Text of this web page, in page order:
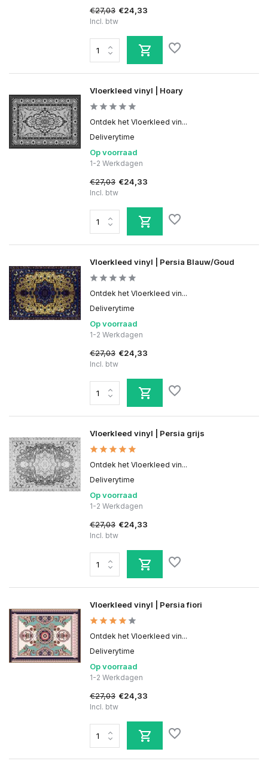
€27,03 €24,33
Incl. btw
Vloerkleed vinyl | Hoary
Ontdek het Vloerkleed vin...
Deliverytime
Op voorraad
1-2 Werkdagen
€27,03 €24,33
Incl. btw
Vloerkleed vinyl | Persia Blauw/Goud
Ontdek het Vloerkleed vin...
Deliverytime
Op voorraad
1-2 Werkdagen
€27,03 €24,33
Incl. btw
Vloerkleed vinyl | Persia grijs
Ontdek het Vloerkleed vin...
Deliverytime
Op voorraad
1-2 Werkdagen
€27,03 €24,33
Incl. btw
Vloerkleed vinyl | Persia fiori
Ontdek het Vloerkleed vin...
Deliverytime
Op voorraad
1-2 Werkdagen
€27,03 €24,33
Incl. btw